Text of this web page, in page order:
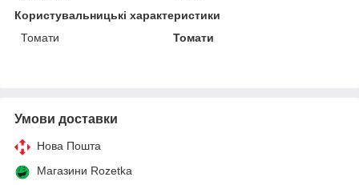
Користувальницькі характеристики
Томати
Томати
Умови доставки
Нова Пошта
Магазини Rozetka